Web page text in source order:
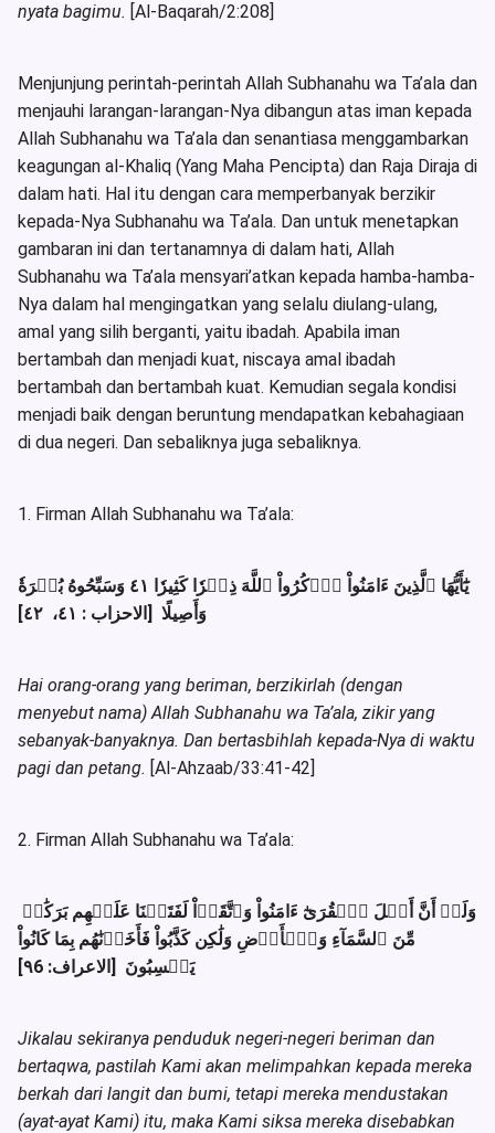
nyata bagimu. [Al-Baqarah/2:208]
Menjunjung perintah-perintah Allah Subhanahu wa Ta’ala dan
menjauhi larangan-larangan-Nya dibangun atas iman kepada
Allah Subhanahu wa Ta’ala dan senantiasa menggambarkan
keagungan al-Khaliq (Yang Maha Pencipta) dan Raja Diraja di
dalam hati. Hal itu dengan cara memperbanyak berzikir
kepada-Nya Subhanahu wa Ta’ala. Dan untuk menetapkan
gambaran ini dan tertanamnya di dalam hati, Allah
Subhanahu wa Ta’ala mensyari’atkan kepada hamba-hamba-
Nya dalam hal mengingatkan yang selalu diulang-ulang,
amal yang silih berganti, yaitu ibadah. Apabila iman
bertambah dan menjadi kuat, niscaya amal ibadah
bertambah dan bertambah kuat. Kemudian segala kondisi
menjadi baik dengan beruntung mendapatkan kebahagiaan
di dua negeri. Dan sebaliknya juga sebaliknya.
1. Firman Allah Subhanahu wa Ta’ala:
يَٰٓأَيُّهَا ٱلَّذِينَ ءَامَنُواْ ٱذۡكُرُواْ ٱللَّهَ ذِكۡرٗا كَثِيرٗا ٤١ وَسَبِّحُوهُ بُكۡرَةٗ
Hai orang-orang yang beriman, berzikirlah (dengan
menyebut nama) Allah Subhanahu wa Ta’ala, zikir yang
sebanyak-banyaknya. Dan bertasbihlah kepada-Nya di waktu
pagi dan petang. [Al-Ahzaab/33:41-42]
2. Firman Allah Subhanahu wa Ta’ala:
مِّنَ ٱلسَّمَآءِ وَٱلۡأَرۡضِ وَلَٰكِن كَذَّبُواْ فَأَخَذۡنَٰهُم بِمَا كَانُواْ
يَكۡسِبُونَ [الاعراف: ٩6]
Jikalau sekiranya penduduk negeri-negeri beriman dan
bertaqwa, pastilah Kami akan melimpahkan kepada mereka
berkah dari langit dan bumi, tetapi mereka mendustakan
(ayat-ayat Kami) itu, maka Kami siksa mereka disebabkan